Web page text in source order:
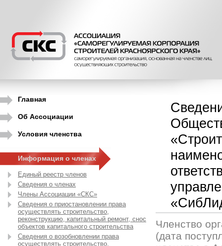
Главная
Об Ассоциации
Условия членства
Информация о членах
Единый реестр членов
Сведения о членах
Члены Ассоциации «СКС»
Сведения о приостановлении права
осуществлять строительство,
реконструкцию, капитальный ремонт, снос
объектов капитального строительства
Сведения о возобновлении права
осуществлять строительство,
Членство
(дата